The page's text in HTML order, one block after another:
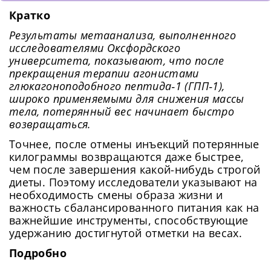
Кратко
Результаты метаанализа, выполненного
исследователями Оксфордского
университета, показывают, что после
прекращения терапии агонистами
глюкагоноподобного пептида‑1 (ГПП‑1),
широко применяемыми для снижения массы
тела, потерянный вес начинает быстро
возвращаться.
Точнее, после отмены инъекций потерянные
килограммы возвращаются даже быстрее,
чем после завершения какой-нибудь строгой
диеты. Поэтому исследователи указывают на
необходимость смены образа жизни и
важность сбалансированного питания как на
важнейшие инструменты, способствующие
удержанию достигнутой отметки на весах.
Подробно